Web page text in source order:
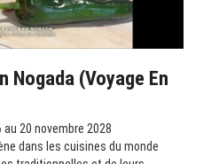
Nogada (Voyage En
au 20 novembre 2028
dans les cuisines du monde